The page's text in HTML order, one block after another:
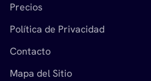
Precios
Política de Privacidad
Contacto
Mapa del Sitio